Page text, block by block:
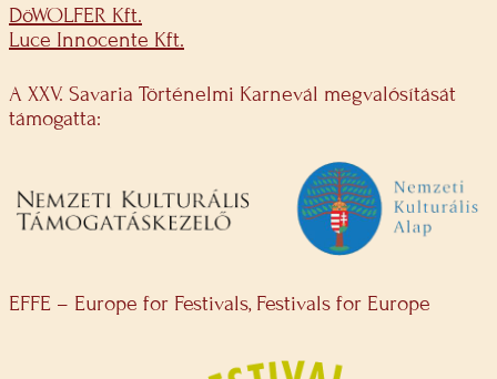
DöWOLFER Kft.
Luce Innocente Kft.
A XXV. Savaria Történelmi Karnevál megvalósítását
támogatta:
EFFE – Europe for Festivals, Festivals for Europe